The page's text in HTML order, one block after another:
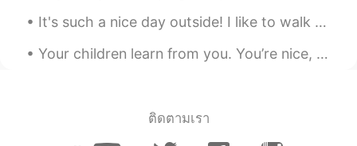
It's such a nice day outside! I like to walk my dog on days like this. Do you guys have any pets?
Your children learn from you. You’re nice, they are nice. You’re mean, they are too. You’re happy...
ติดตามเรา